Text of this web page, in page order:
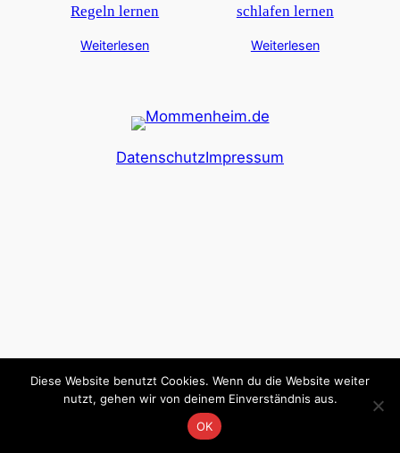
Regeln lernen
Weiterlesen
schlafen lernen
Weiterlesen
DatenschutzImpressum
Diese Website benutzt Cookies. Wenn du die Website weiter
nutzt, gehen wir von deinem Einverständnis aus.
OK